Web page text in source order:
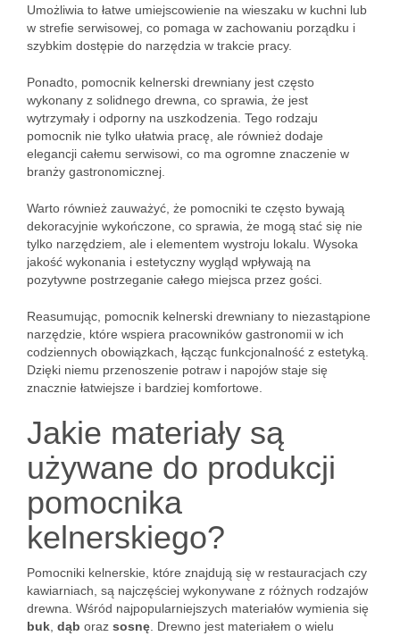
Umożliwia to łatwe umiejscowienie na wieszaku w kuchni lub
w strefie serwisowej, co pomaga w zachowaniu porządku i
szybkim dostępie do narzędzia w trakcie pracy.
Ponadto, pomocnik kelnerski drewniany jest często
wykonany z solidnego drewna, co sprawia, że jest
wytrzymały i odporny na uszkodzenia. Tego rodzaju
pomocnik nie tylko ułatwia pracę, ale również dodaje
elegancji całemu serwisowi, co ma ogromne znaczenie w
branży gastronomicznej.
Warto również zauważyć, że pomocniki te często bywają
dekoracyjnie wykończone, co sprawia, że mogą stać się nie
tylko narzędziem, ale i elementem wystroju lokalu. Wysoka
jakość wykonania i estetyczny wygląd wpływają na
pozytywne postrzeganie całego miejsca przez gości.
Reasumując, pomocnik kelnerski drewniany to niezastąpione
narzędzie, które wspiera pracowników gastronomii w ich
codziennych obowiązkach, łącząc funkcjonalność z estetyką.
Dzięki niemu przenoszenie potraw i napojów staje się
znacznie łatwiejsze i bardziej komfortowe.
Jakie materiały są
używane do produkcji
pomocnika
kelnerskiego?
Pomocniki kelnerskie, które znajdują się w restauracjach czy
kawiarniach, są najczęściej wykonywane z różnych rodzajów
drewna. Wśród najpopularniejszych materiałów wymienia się
buk dąb oraz sosnę . Drewno jest materiałem o wielu